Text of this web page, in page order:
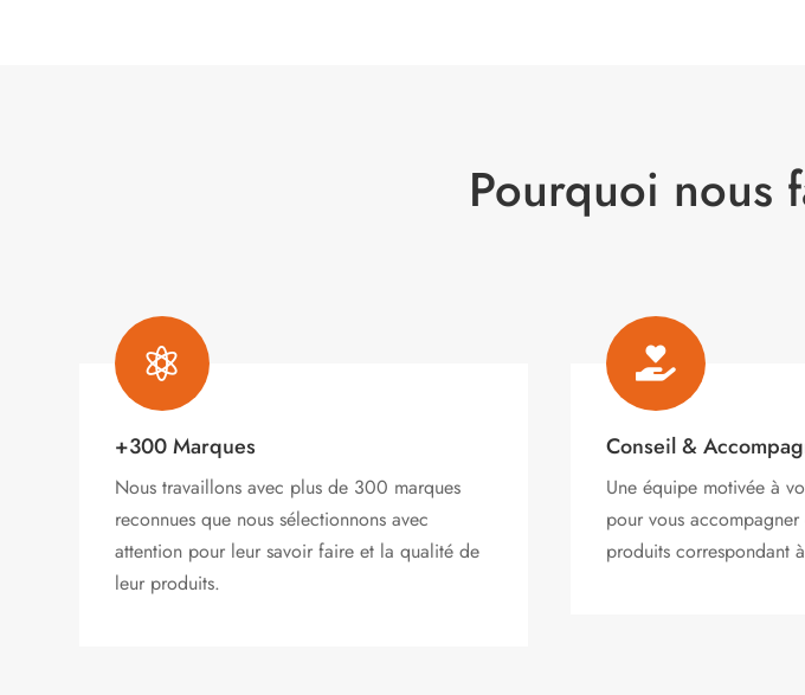
Pourquoi nous

+300 Marques
Nous travaillons avec plus de 300 marques
reconnues que nous sélectionnons avec
attention pour leur savoir faire et la qualité de
leur produits.

Conseil &
Une équipe motivée à
pour vous
produits correspondant